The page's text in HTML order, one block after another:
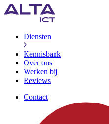
Diensten
Kennisbank
Over ons
Werken bij
Reviews
Contact